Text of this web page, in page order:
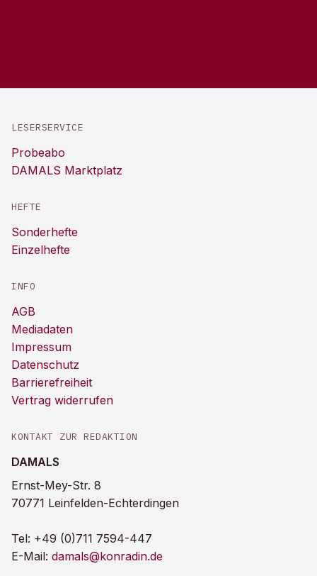
LESERSERVICE
Probeabo
DAMALS Marktplatz
HEFTE
Sonderhefte
Einzelhefte
INFO
AGB
Mediadaten
Impressum
Datenschutz
Barrierefreiheit
Vertrag widerrufen
KONTAKT ZUR REDAKTION
DAMALS
Ernst-Mey-Str. 8
70771 Leinfelden-Echterdingen
Tel: +49 (0)711 7594-447
E-Mail: damals@konradin.de